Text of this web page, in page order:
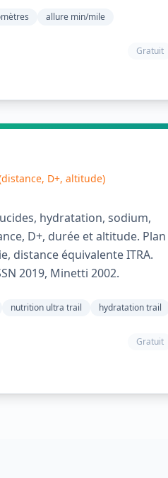
allure min/mile
Gratuit
D+, altitude)
hydratation, sodium,
D+, durée et altitude. Plan
distance équivalente ITRA.
2019, Minetti 2002.
nutrition ultra trail hydratation trail
Gratuit